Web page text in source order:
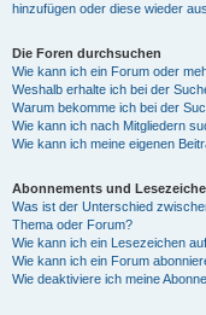
hinzufügen oder diese wieder
Die Foren durchsuchen
Wie kann ich ein Forum oder
Weshalb erhalte ich bei der
Warum bekomme ich bei der
Wie kann ich nach Mitgliedern
Wie kann ich meine eigenen
Abonnements und
Was ist der Unterschied
Thema oder Forum?
Wie kann ich ein Lesezeichen
Wie kann ich ein Forum
Wie deaktiviere ich meine